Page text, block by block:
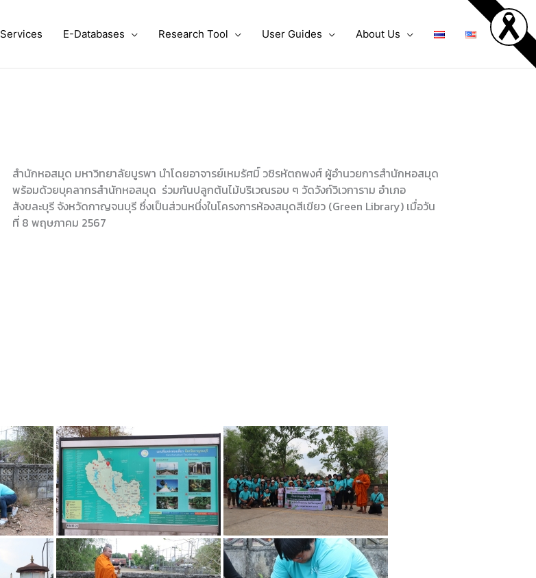
Services E-Databases Research Tool User Guides About Us
สำนักหอสมุด มหาวิทยาลัยบูรพา นำโดยอาจารย์เหมรัศมิ์ วชิรหัตถพงศ์ ผู้อำนวยการสำนักหอสมุด
พร้อมด้วยบุคลากรสำนักหอสมุด ร่วมกันปลูกต้นไม้บริเวณรอบ ๆ วัดวังก์วิเวการาม อำเภอ
สังขละบุรี จังหวัดกาญจนบุรี ซึ่งเป็นส่วนหนึ่งในโครงการห้องสมุดสีเขียว (Green Library) เมื่อวัน
ที่ 8 พฤษภาคม 2567